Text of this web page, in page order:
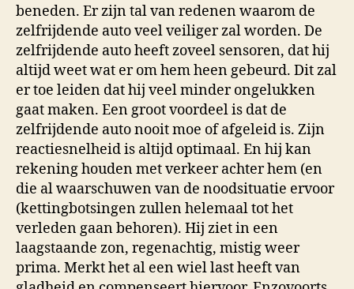
beneden. Er zijn tal van redenen waarom de
zelfrijdende auto veel veiliger zal worden. De
zelfrijdende auto heeft zoveel sensoren, dat hij
altijd weet wat er om hem heen gebeurd. Dit zal
er toe leiden dat hij veel minder ongelukken
gaat maken. Een groot voordeel is dat de
zelfrijdende auto nooit moe of afgeleid is. Zijn
reactiesnelheid is altijd optimaal. En hij kan
rekening houden met verkeer achter hem (en
die al waarschuwen van de noodsituatie ervoor
(kettingbotsingen zullen helemaal tot het
verleden gaan behoren). Hij ziet in een
laagstaande zon, regenachtig, mistig weer
prima. Merkt het al een wiel last heeft van